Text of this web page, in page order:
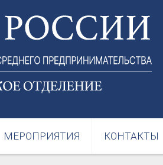
МЕРОПРИЯТИЯ КОНТАКТЫ